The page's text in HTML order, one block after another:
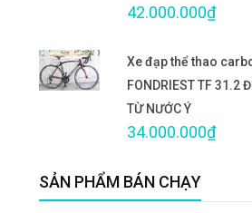
42.000.000₫
Xe đạp thể thao
FONDRIEST TF 31.2
TỪ NƯỚC Ý
34.000.000₫
SẢN PHẨM BÁN CHẠY